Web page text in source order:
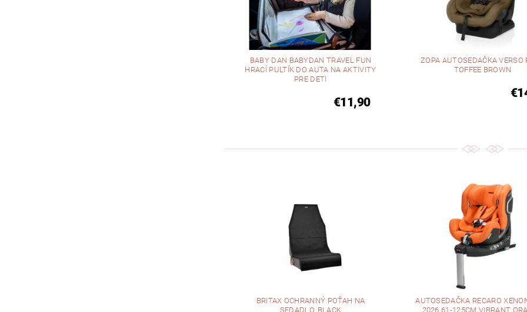
BABY DAN BABYDAN TRAVEL FUN
HRACÍ PULTÍK DO AUTA NA AKTIVITY
PRE DETI
€11,90
ZOPA AUTOSEDAČKA VERSO
TOFFEE BROWN
BRITAX OCHRANNÝ POŤAH NA
SEDADLO, BLACK
AUTOSEDAČKA RECARO
2026 61-125CM VIBRANT